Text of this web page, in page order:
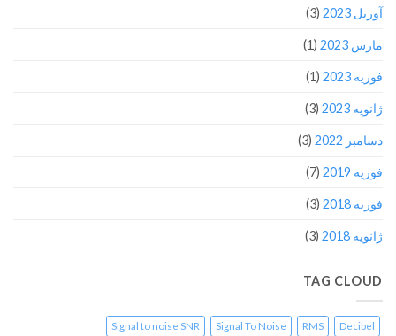
آوریل 2023 (3)
مارس 2023 (1)
فوریه 2023 (1)
ژانویه 2023 (3)
دسامبر 2022 (3)
فوریه 2019 (7)
فوریه 2018 (3)
ژانویه 2018 (3)
TAG CLOUD
Decibel
RMS
Signal To Noise
Signal to noise SNR